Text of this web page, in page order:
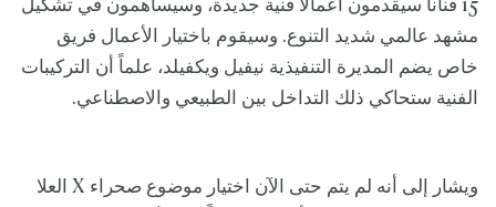
15 فناناً سيقدمون أعمالاً فنية جديدة، وسيساهمون في تشكيل
مشهد عالمي شديد التنوع. وسيقوم باختيار الأعمال فريق
خاص يضم المديرة التنفيذية نيفيل ويكفيلد، علماً أن التركيبات
الفنية ستحاكي ذلك التداخل بين الطبيعي والاصطناعي.
ويشار إلى أنه لم يتم حتى الآن اختيار موضوع صحراء X العلا